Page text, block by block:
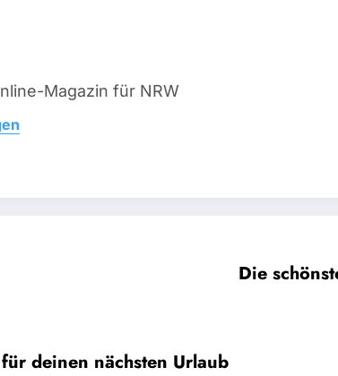
Magazin für NRW
Die
deinen nächsten Urlaub